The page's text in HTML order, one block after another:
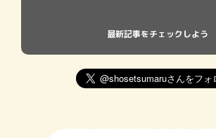
最新記事をチェックしよう